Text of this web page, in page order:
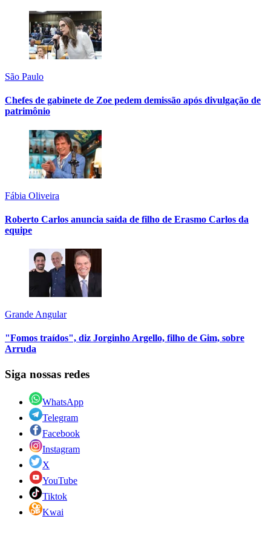
São Paulo
Chefes de gabinete de Zoe pedem demissão após divulgação de
patrimônio
Fábia Oliveira
Roberto Carlos anuncia saída de filho de Erasmo Carlos da
equipe
Grande Angular
"Fomos traídos", diz Jorginho Argello, filho de Gim, sobre
Arruda
Siga nossas redes
WhatsApp
Telegram
Facebook
Instagram
X
YouTube
Tiktok
Kwai